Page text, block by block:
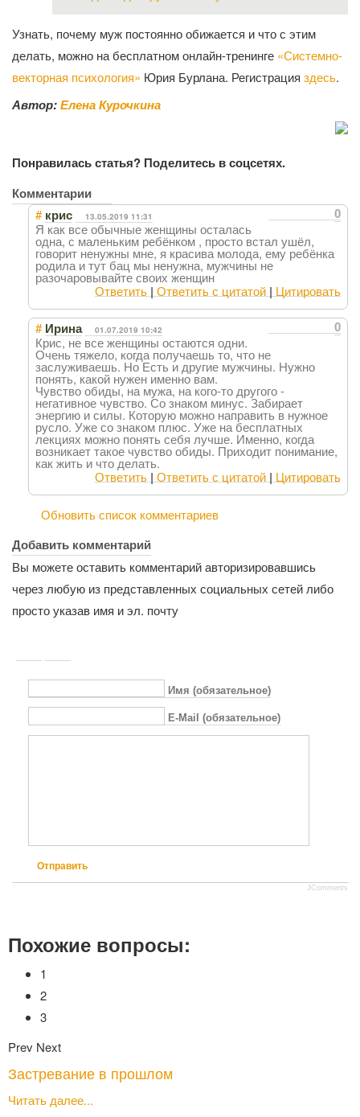
Узнать, почему муж постоянно обижается и что с этим
делать, можно на бесплатном онлайн-тренинге «Системно-
векторная психология» Юрия Бурлана. Регистрация здесь.
Автор:Елена Курочкина
Понравилась статья? Поделитесь в соцсетях.
Комментарии
0
# крис 13.05.2019 11:31
Я как все обычные женщины осталась
одна, с маленьким ребёнком , просто встал ушёл,
говорит ненужны мне, я красива молода, ему ребёнка
родила и тут бац мы ненужна, мужчины не
разочаровывайте своих женщин
Ответить | Ответить с цитатой | Цитировать
0
# Ирина 01.07.2019 10:42
Крис, не все женщины остаются одни.
Очень тяжело, когда получаешь то, что не
заслуживаешь. Но Есть и другие мужчины. Нужно
понять, какой нужен именно вам.
Чувство обиды, на мужа, на кого-то другого -
негативное чувство. Со знаком минус. Забирает
энергию и силы. Которую можно направить в нужное
русло. Уже со знаком плюс. Уже на бесплатных
лекциях можно понять себя лучше. Именно, когда
возникает такое чувство обиды. Приходит понимание,
как жить и что делать.
Ответить | Ответить с цитатой | Цитировать
Обновить список комментариев
Добавить комментарий
Вы можете оставить комментарий авторизировавшись
через любую из представленных социальных сетей либо
просто указав имя и эл. почту
Имя (обязательное)
E-Mail (обязательное)
Отправить
JComments
Похожие вопросы:
1
2
3
Prev Next
Застревание в прошлом
Читать далее...